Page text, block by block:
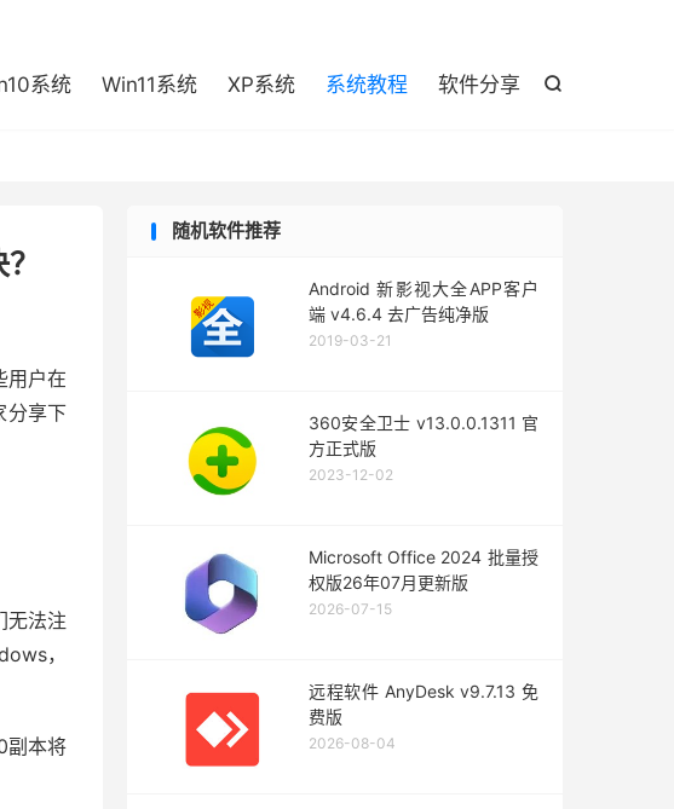

系统 Win11系统 XP系统 系统教程 软件分享
用户在
分享下
无法注
，
副本将
随机软件推荐
Android 新影视大全APP客户
端 v4.6.4 去广告纯净版
2019-03-21
360安全卫士 v13.0.0.1311 官
方正式版
2023-12-02
Microsoft Office 2024 批量授
权版26年07月更新版
2026-07-15
远程软件 AnyDesk v9.7.13 免
费版
2026-08-04